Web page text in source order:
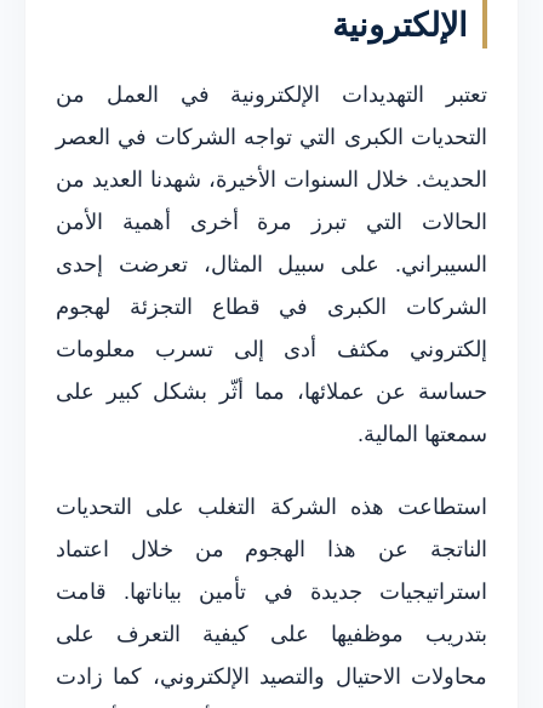
الإلكترونية
تعتبر التهديدات الإلكترونية في العمل من
التحديات الكبرى التي تواجه الشركات في العصر
الحديث. خلال السنوات الأخيرة، شهدنا العديد من
الحالات التي تبرز مرة أخرى أهمية الأمن
السيبراني. على سبيل المثال، تعرضت إحدى
الشركات الكبرى في قطاع التجزئة لهجوم
إلكتروني مكثف أدى إلى تسرب معلومات
حساسة عن عملائها، مما أثّر بشكل كبير على
سمعتها المالية.
استطاعت هذه الشركة التغلب على التحديات
الناتجة عن هذا الهجوم من خلال اعتماد
استراتيجيات جديدة في تأمين بياناتها. قامت
بتدريب موظفيها على كيفية التعرف على
محاولات الاحتيال والتصيد الإلكتروني، كما زادت